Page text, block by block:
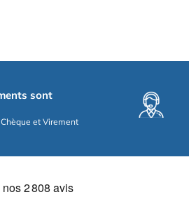
sont
et Virement